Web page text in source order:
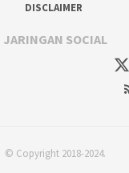
DISCLAIMER
JARINGAN SOCIAL
© Copyright 2018-2024.